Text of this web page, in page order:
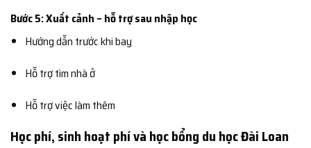
Bước 5: Xuất cảnh – hỗ trợ sau nhập học
Hướng dẫn trước khi bay
Hỗ trợ tìm nhà ở
Hỗ trợ việc làm thêm
Học phí, sinh hoạt phí và học bổng du học Đài Loan